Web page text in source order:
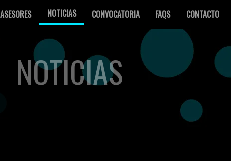
ASESORES NOTICIAS CONVOCATORIA FAQS CONTACTO
NOTICIAS